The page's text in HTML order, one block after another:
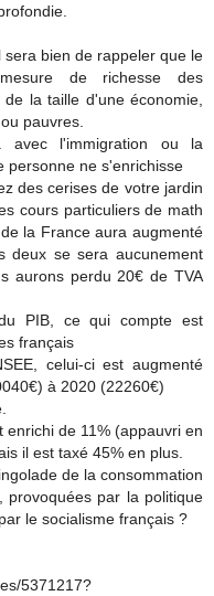
bien de rappeler que le
de richesse des
la taille d'une économie,
pauvres.
avec l'immigration ou la
personne ne s'enrichisse
des cerises de votre jardin
cours particuliers de math
la France aura augmenté
deux se sera aucunement
aurons perdu 20€ de TVA
PIB, ce qui compte est
français
celui-ci est augmenté
à 2020 (22260€)
de 11% (appauvri en
il est taxé 45% en plus.
de la consommation
provoquées par la politique
le socialisme français ?
5371217?